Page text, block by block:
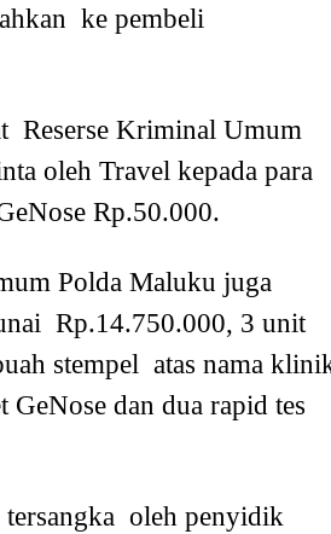
ke pembeli
Reserse Kriminal Umum
oleh Travel kepada para
Rp.50.000.
Polda Maluku juga
Rp.14.750.000, 3 unit
stempel atas nama
GeNose dan dua rapid tes
tersangka oleh penyidik